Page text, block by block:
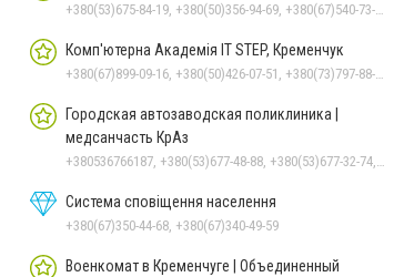
+380(53)675-84-19, +380(50)356-94-69, +380(67)540-73-87
Комп'ютерна Академія IT STEP, Кременчук
+380(67)899-09-16, +380(50)426-07-51, +380(73)797-88-17
Городская автозаводская поликлиника |
медсанчасть КрАз
+380536766187, +380(53)677-48-88, +380(53)677-32-74, +380(53)676-62-99
Система сповіщення населення
+380(67)350-44-68, +380(67)340-49-59
Военкомат в Кременчуге | Объединенный